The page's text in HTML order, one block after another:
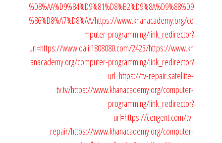
%D8%AA%D9%84%D9%81%D8%B2%D9%8A%D9%88%D9
%86%D8%A7%D8%AA/https://www.khanacademy.org/co
mputer-programming/link_redirector?
url=https://www.dalil1808080.com/2423/https://www.kh
anacademy.org/computer-programming/link_redirector?
url=https://tv-repair.satellite-
tv.tv/https://www.khanacademy.org/computer-
programming/link_redirector?
url=https://cengent.com/tv-
repair/https://www.khanacademy.org/computer-